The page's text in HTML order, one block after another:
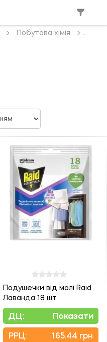
Побутова хімія
Подушечки від молі Raid
Лаванда 18 шт
ДЦ: Показати
PPЦ: 165.44 грн